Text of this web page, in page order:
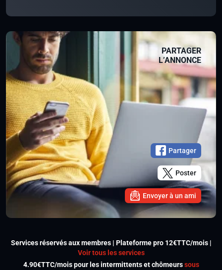
PARTAGER
L’ANNONCE
Partager
Poster
Envoyer à un ami
Services réservés aux membres | Plateforme pro 12€TTC/mois |
Voir tous les services
4.90€TTC/mois pour les intermittents et chômeurssous